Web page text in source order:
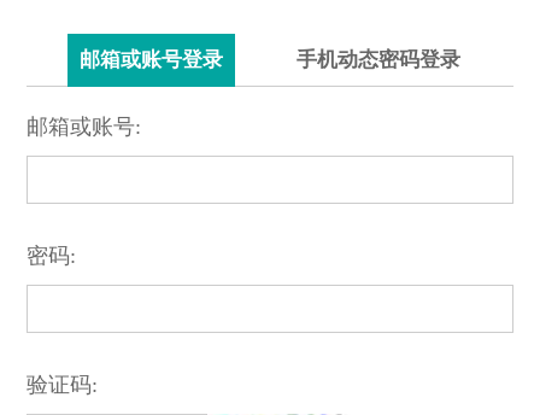
邮箱或账号登录 手机动态密码登录
邮箱或账号:
密码:
验证码: